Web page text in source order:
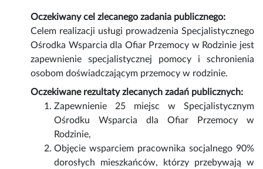
Oczekiwany cel zlecanego zadania publicznego:
Celem realizacji usługi prowadzenia Specjalistycznego
Ośrodka Wsparcia dla Ofiar Przemocy w Rodzinie jest
zapewnienie specjalistycznej pomocy i schronienia
osobom doświadczającym przemocy w rodzinie.
Oczekiwane rezultaty zlecanych zadań publicznych:
Zapewnienie 25 miejsc w Specjalistycznym
Ośrodku Wsparcia dla Ofiar Przemocy w
Rodzinie,
Objęcie wsparciem pracownika socjalnego 90%
dorosłych mieszkańców, którzy przebywają w